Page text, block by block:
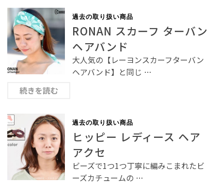
過去の取り扱い商品
RONAN スカーフ ターバン
ヘアバンド
大人気の【レーヨンスカーフターバン
ヘアバンド】と同じ …
続きを読む
過去の取り扱い商品
ヒッピー レディース ヘア
アクセ
ビーズで1つ1つ丁寧に編みこまれたビ
ーズカチュームの …